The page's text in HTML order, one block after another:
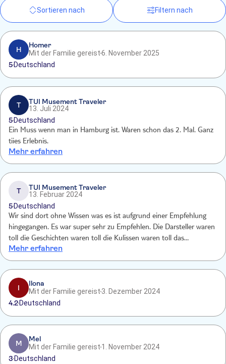
Sortieren nach Filtern nach
H
Homer
Mit der Familie gereist6. November 2025
5 Deutschland
T
TUI Musement Traveler
13. Juli 2024
5 Deutschland
Ein Muss wenn man in Hamburg ist. Waren schon das 2. Mal. Ganz
tiies Erlebnis.
Mehr erfahren
T
TUI Musement Traveler
13. Februar 2024
5 Deutschland
Wir sind dort ohne Wissen was es ist aufgrund einer Empfehlung
hingegangen. Es war super sehr zu Empfehlen. Die Darsteller waren
toll die Geschichten waren toll die Kulissen waren toll das
Gesamtpaket war perfekt.
Mehr erfahren
I
Ilona
Mit der Familie gereist 3. Dezember 2024
4.2 Deutschland
M
Mel
Mit der Familie gereist 1. November 2024
3 Deutschland